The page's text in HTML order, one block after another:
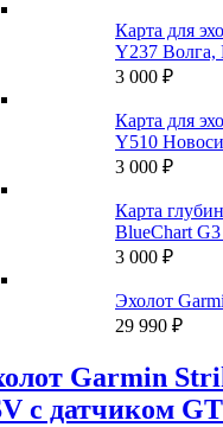
Карта для
Y237 Волга,
озеро, и
3 000 ₽
Карта для
Y510
3 000 ₽
Карта
BlueChart
России
3 000 ₽
Эхолот
29 990 ₽
Garmin
с датчиком